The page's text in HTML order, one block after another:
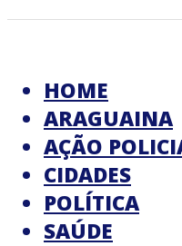
HOME
ARAGUAINA
AÇÃO
CIDADES
POLÍTICA
SAÚDE